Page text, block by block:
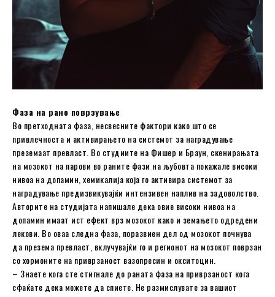
Фаза на рано поврзување
Во претходната фаза, несвесните фактори како што се
привлечноста и активирањето на системот за наградување
преземаат превласт. Во студиите на Фишер и Браун, скенирањата
на мозокот на парови во раните фази на љубовта покажале високи
нивоа на допамин, хемикалија која го активира системот за
наградување предизвикувајќи интензивен наплив на задоволство.
Авторите на студијата напишале дека овие високи нивоа на
допамин имаат ист ефект врз мозокот како и земањето одредени
лекови. Во оваа следна фаза, поразвиен дел од мозокот почнува
да презема превласт, вклучувајќи го и регионот на мозокот поврзан
со хормоните на приврзаност вазопресин и окситоцин.
– Знаете кога сте стигнале до раната фаза на приврзаност кога
сфаќате дека можете да спиете. Не размислувате за вашиот